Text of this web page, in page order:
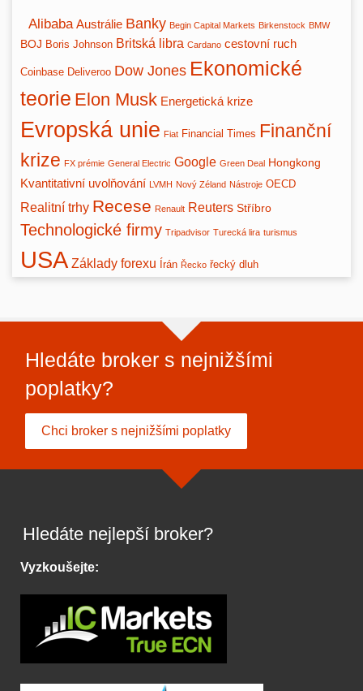
Alibaba Austrálie Banky Begin Capital Markets Birkenstock BMW
BOJ Boris Johnson Britská libra Cardano cestovní ruch
Coinbase Deliveroo Dow Jones Ekonomické
teorie Elon Musk Energetická krize
Evropská unie Fiat Financial Times Finanční
krize FX prémie General Electric Google Green Deal Hongkong
Kvantitativní uvolňování LVMH Nový Zéland Nástroje OECD
Realitní trhy Recese Renault Reuters Stříbro
Technologické firmy Tripadvisor Turecká lira turismus
USA Základy forexu Írán Řecko řecký dluh
Hledáte broker s nejnižšími
poplatky?
Chci broker s nejnižšími poplatky
Hledáte nejlepší broker?
Vyzkoušejte: